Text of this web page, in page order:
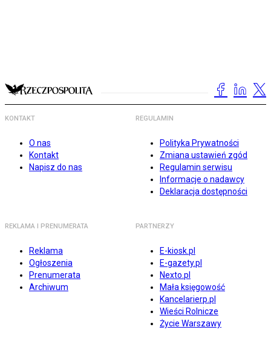
KONTAKT
O nas
Kontakt
Napisz do nas
REGULAMIN
Polityka Prywatności
Zmiana ustawień zgód
Regulamin serwisu
Informacje o nadawcy
Deklaracja dostępności
REKLAMA I PRENUMERATA
Reklama
Ogłoszenia
Prenumerata
Archiwum
PARTNERZY
E-kiosk.pl
E-gazety.pl
Nexto.pl
Mała księgowość
Kancelarierp.pl
Wieści Rolnicze
Życie Warszawy